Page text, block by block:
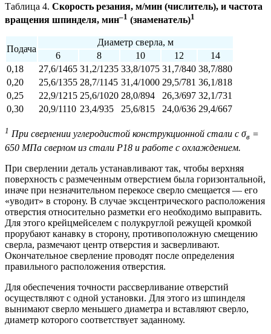
Таблица 4. Скорость резания, м/мин (числитель), и частота
вращения шпинделя, мин–1 (знаменатель)1
Подача
Диаметр сверла, м
6
8 10 12
14
0,18
27,6/1465 31,2/1235 33,8/1075 31,7/840 38,7/880
0,20
25,6/1355 28,7/1145 31,4/1000 29,5/781 36,1/818
0,25
22,9/1215 25,6/1020 28,0/894 26,3/697 32,1/731
0,30
20,9/1110 23,4/935 25,6/815 24,0/636 29,4/667
1 При сверлении углеродистой конструкционной стали с σв =
650 МПа сверлом из стали Р18 и работе с охлаждением.
При сверлении деталь устанавливают так, чтобы верхняя
поверхность с размеченным отверстием была горизонтальной,
иначе при незначительном перекосе сверло смещается — его
«уводит» в сторону. В случае эксцентрического расположения
отверстия относительно разметки его необходимо выправить.
Для этого крейцмейселем с полукруглой режущей кромкой
прорубают канавку в сторону, противоположную смещению
сверла, размечают центр отверстия и засверливают.
Окончательное сверление проводят после определения
правильного расположения отверстия.
Для обеспечения точности рассверливание отверстий
осуществляют с одной установки. Для этого из шпинделя
вынимают сверло меньшего диаметра и вставляют сверло,
диаметр которого соответствует заданному.